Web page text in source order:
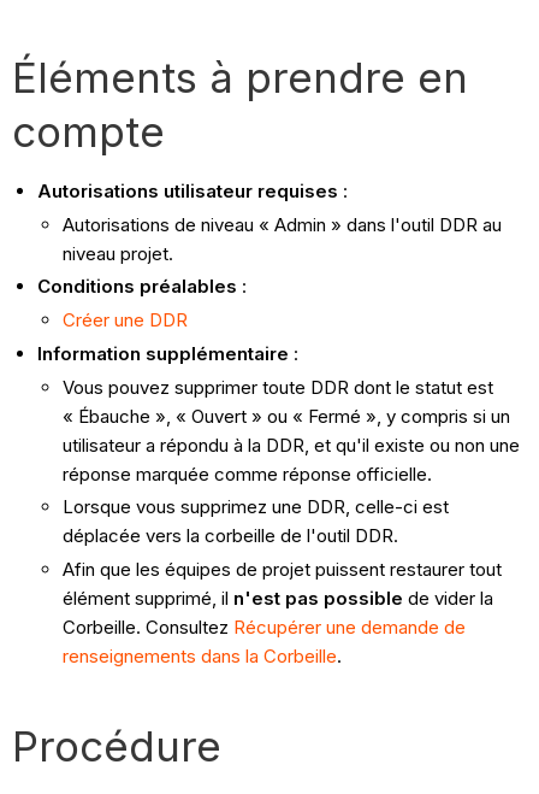
Éléments à prendre en
compte
Autorisations utilisateur requises :
Autorisations de niveau « Admin » dans l'outil DDR au
niveau projet.
Conditions préalables :
Créer une DDR
Information supplémentaire :
Vous pouvez supprimer toute DDR dont le statut est
« Ébauche », « Ouvert » ou « Fermé », y compris si un
utilisateur a répondu à la DDR, et qu'il existe ou non une
réponse marquée comme réponse officielle.
Lorsque vous supprimez une DDR, celle-ci est
déplacée vers la corbeille de l'outil DDR.
Afin que les équipes de projet puissent restaurer tout
élément supprimé, il n'est pas possible de vider la
Corbeille. Consultez Récupérer une demande de
renseignements dans la Corbeille.
Procédure